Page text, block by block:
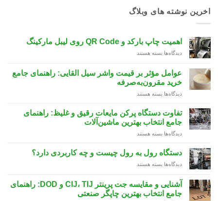
اخرین نوشته های وبلاگ
اهمیت چاپ بارکد و QR Code روی لیبل مارکینگ
دیدگاه‌هابرای
بارکد
و
QR
روی
لیبل
بسته هستند
عوامل مؤثر بر قیمت واشر سیل القایی: راهنمای جامع
خرید مقرون‌به‌صرفه
دیدگاه‌هابرای
بر
قیمت
واشر
القایی:
جامع
مقرون‌به‌صرفه
بسته هستند
تفاوت دستگاه پرکن مایعات رقیق و غلیظ: راهنمای
جامع انتخاب بهترین ماشین‌آلات
دیدگاه‌هابرای
دستگاه
پرکن
مایعات
غلیظ:
بسته هستند
دستگاه رول به رول چیست و چه کاربردی دارد؟
دیدگاه‌هابرای
به
رول
بسته هستند
آشنایی و مقایسه جت پرینتر CIJ، TIJ و DOD: راهنمای
جامع انتخاب بهترین چاپگر صنعتی